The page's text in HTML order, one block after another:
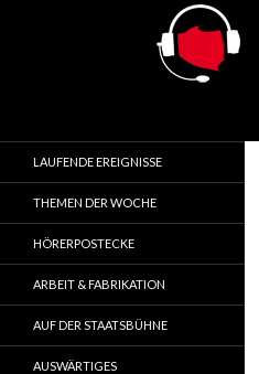
LAUFENDE EREIGNISSE
THEMEN DER WOCHE
HÖRERPOSTECKE
ARBEIT & FABRIKATION
AUF DER STAATSBÜHNE
AUSWÄRTIGES